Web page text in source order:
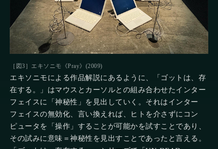
［図3］エキソニモ《Pray》(2009)
エキソニモによる作品解説にあるように、「ゴットは、存
在する。」はマウスとカーソルとの組み合わせたインター
フェイスに「神秘性」を見出していく。それはインター
フェイスの無効化、言い換えれば、ヒトを介さずにコン
ピュータを「操作」することが可能かを試すことであり、
その試みに意味＝神秘性を見出すことであったと言える。